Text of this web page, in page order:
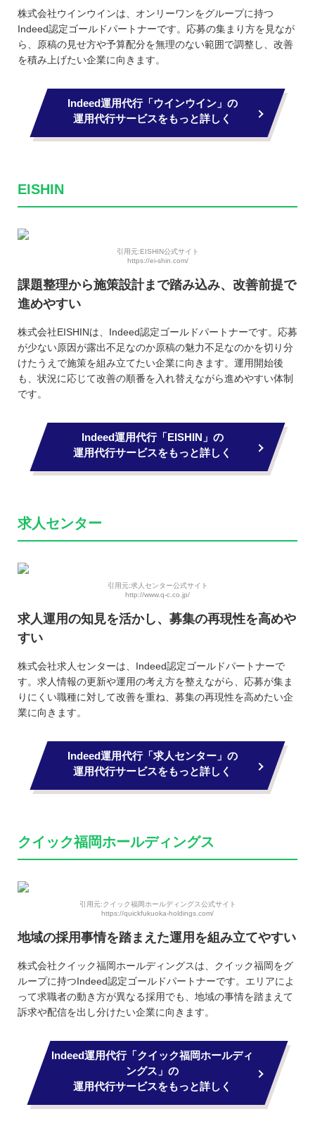
株式会社ウインウインは、オンリーワンをグループに持つ
Indeed認定ゴールドパートナーです。応募の集まり方を見なが
ら、原稿の見せ方や予算配分を無理のない範囲で調整し、改善
を積み上げたい企業に向きます。
Indeed運用代行「ウインウイン」の
運用代行サービスをもっと詳しく
EISHIN
引用元:EISHIN公式サイト
https://ei-shin.com/
課題整理から施策設計まで踏み込み、改善前提で
進めやすい
株式会社EISHINは、Indeed認定ゴールドパートナーです。応募
が少ない原因が露出不足なのか原稿の魅力不足なのかを切り分
けたうえで施策を組み立てたい企業に向きます。運用開始後
も、状況に応じて改善の順番を入れ替えながら進めやすい体制
です。
Indeed運用代行「EISHIN」の
運用代行サービスをもっと詳しく
求人センター
引用元:求人センター公式サイト
http://www.q-c.co.jp/
求人運用の知見を活かし、募集の再現性を高めや
すい
株式会社求人センターは、Indeed認定ゴールドパートナーで
す。求人情報の更新や運用の考え方を整えながら、応募が集ま
りにくい職種に対して改善を重ね、募集の再現性を高めたい企
業に向きます。
Indeed運用代行「求人センター」の
運用代行サービスをもっと詳しく
クイック福岡ホールディングス
引用元:クイック福岡ホールディングス公式サイト
https://quickfukuoka-holdings.com/
地域の採用事情を踏まえた運用を組み立てやすい
株式会社クイック福岡ホールディングスは、クイック福岡をグ
ループに持つIndeed認定ゴールドパートナーです。エリアによ
って求職者の動き方が異なる採用でも、地域の事情を踏まえて
訴求や配信を出し分けたい企業に向きます。
Indeed運用代行「クイック福岡ホールディ
ングス」の
運用代行サービスをもっと詳しく